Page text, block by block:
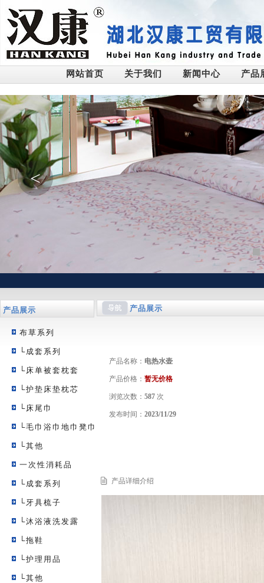
网站首页 关于我们 新闻中心 产品
<
产品展示
布草系列
└成套系列
└床单被套枕套
└护垫床垫枕芯
└床尾巾
└毛巾浴巾地巾凳巾
└其他
一次性消耗品
└成套系列
└牙具梳子
└沐浴液洗发露
└拖鞋
└护理用品
└其他
产品展示
产品名称： 电热水壶
产品价格： 暂无价格
浏览次数： 587次
发布时间： 2023/11/29
产品详细介绍